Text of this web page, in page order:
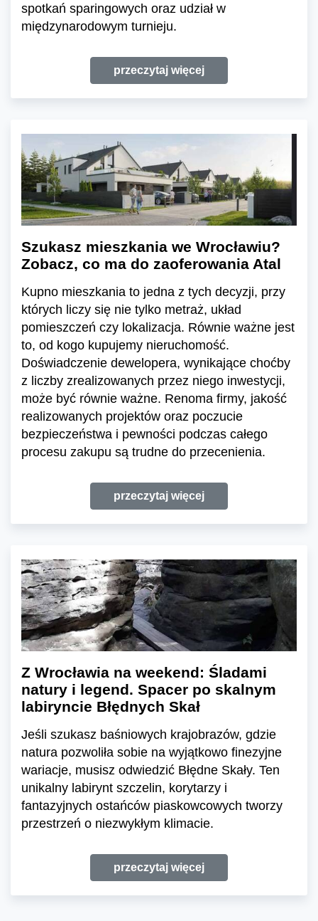
spotkań sparingowych oraz udział w
międzynarodowym turnieju.
przeczytaj więcej
Szukasz mieszkania we Wrocławiu?
Zobacz, co ma do zaoferowania Atal
Kupno mieszkania to jedna z tych decyzji, przy
których liczy się nie tylko metraż, układ
pomieszczeń czy lokalizacja. Równie ważne jest
to, od kogo kupujemy nieruchomość.
Doświadczenie dewelopera, wynikające choćby
z liczby zrealizowanych przez niego inwestycji,
może być równie ważne. Renoma firmy, jakość
realizowanych projektów oraz poczucie
bezpieczeństwa i pewności podczas całego
procesu zakupu są trudne do przecenienia.
przeczytaj więcej
Z Wrocławia na weekend: Śladami
natury i legend. Spacer po skalnym
labiryncie Błędnych Skał
Jeśli szukasz baśniowych krajobrazów, gdzie
natura pozwoliła sobie na wyjątkowo finezyjne
wariacje, musisz odwiedzić Błędne Skały. Ten
unikalny labirynt szczelin, korytarzy i
fantazyjnych ostańców piaskowcowych tworzy
przestrzeń o niezwykłym klimacie.
przeczytaj więcej